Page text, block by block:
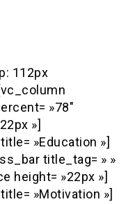
112px
»78″
»]
»Education »]
title_tag= » »
height= »22px »]
»Motivation »]